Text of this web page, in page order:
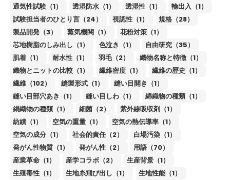
通気性試験（1）
透湿防水（1） 透湿性（1）
輸出入（1）
試験担当者のひとり言（24）
視認性（1）
規格（28）
製品開発（3）
蒸気機関（1）
花粉対策（1）
芯地樹脂のしみ出し（1）
色泣き（1）
自由研究（35）
肌着（1）
耐水性（1） 羽毛（2）
織物名称と特徴（1）
織物とニットの比較（1）
繊維密度（1）
繊維の歴史（1）
繊維（102）
縫製形式（1）
縫い目開き（1）
縫い目部穴あき（1）
縫い目しわ（1）
綿織物の種類（1）
絹織物の種類（1）
細菌（2）
紫外線吸収剤（1）
紡績（1）
空気の重量（1）
空気の熱伝導率（1）
空気の成分（1）
社会的責任（2）
白場汚染（1）
発がん性物質（1）
発がん性（2）
用語（70）
産業革命（1）
産学コラボ（2）
生産背景（1）
生殖毒性（1）
生地糸飛び出し（1）
生地性能（1）